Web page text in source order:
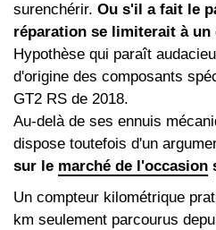
surenchérir. Ou s'il a fait le
réparation se limiterait à un
Hypothèse qui paraît
d'origine des composants
GT2 RS de 2018.
Au-delà de ses ennuis
dispose toutefois d'un
sur le marché de l'occasion
Un compteur kilométrique
km seulement parcourus